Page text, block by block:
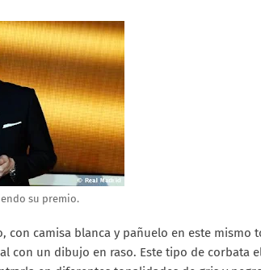
su premio.
con camisa blanca y pañuelo en este mismo
con un dibujo en raso. Este tipo de corbata